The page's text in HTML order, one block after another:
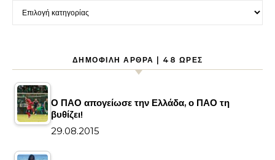
ΔΗΜΟΦΙΛΉ ΆΡΘΡΑ | 48 ΏΡΕΣ
Ο ΠΑΟ απογείωσε την Ελλάδα, ο ΠΑΟ τη
βυθίζει!
29.08.2015